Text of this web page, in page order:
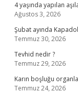
4 yaşında yapılan
Ağustos 3, 2026
Şubat ayında
Temmuz 30, 2026
Tevhid nedir ?
Temmuz 29, 2026
Karın boşluğu
Temmuz 24, 2026